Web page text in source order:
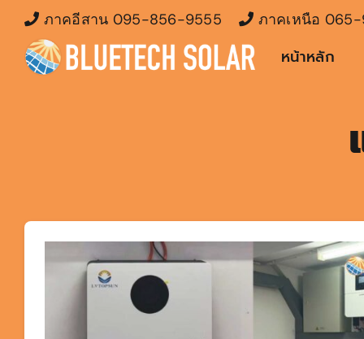
content
ภาคอีสาน 095-856-9555 ภาคเหนือ 065-
หน้าหลัก